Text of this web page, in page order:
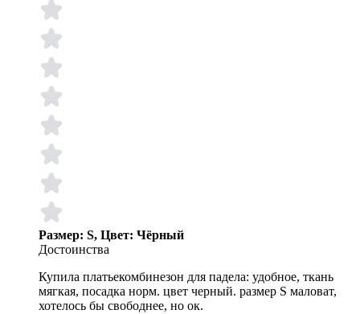
Размер: S, Цвет: Чёрный
Достоинства
Купила платьекомбинезон для падела: удобное, ткань
мягкая, посадка норм. цвет черный. размер S маловат,
хотелось бы свободнее, но ок.